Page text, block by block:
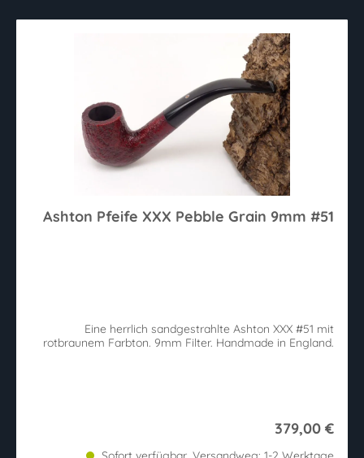
Ashton Pfeife XXX Pebble Grain 9mm #51
Eine herrlich sandgestrahlte Ashton XXX #51 mit
rotbraunem Farbton. 9mm Filter. Handmade in England.
379,00 €